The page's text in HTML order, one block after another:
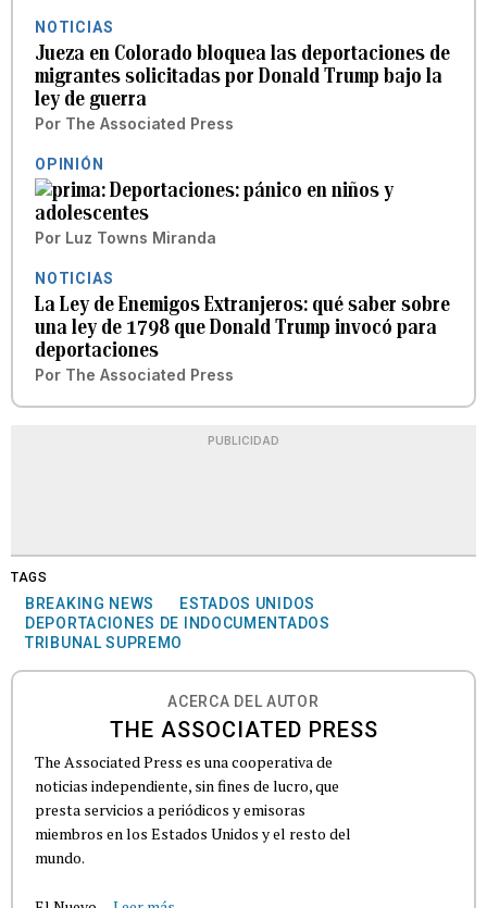
NOTICIAS
Jueza en Colorado bloquea las deportaciones de
migrantes solicitadas por Donald Trump bajo la
ley de guerra
Por The Associated Press
OPINIÓN
Deportaciones: pánico en niños y
adolescentes
Por Luz Towns Miranda
NOTICIAS
La Ley de Enemigos Extranjeros: qué saber sobre
una ley de 1798 que Donald Trump invocó para
deportaciones
Por The Associated Press
PUBLICIDAD
TAGS
BREAKING NEWS
ESTADOS UNIDOS
DEPORTACIONES DE INDOCUMENTADOS
TRIBUNAL SUPREMO
ACERCA DEL AUTOR
THE ASSOCIATED PRESS
The Associated Press es una cooperativa de
noticias independiente, sin fines de lucro, que
presta servicios a periódicos y emisoras
miembros en los Estados Unidos y el resto del
mundo.